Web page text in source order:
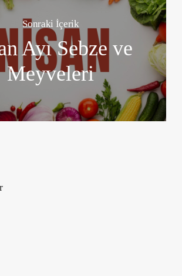
Sonraki İçerik
Ayı Sebze ve
Meyveleri